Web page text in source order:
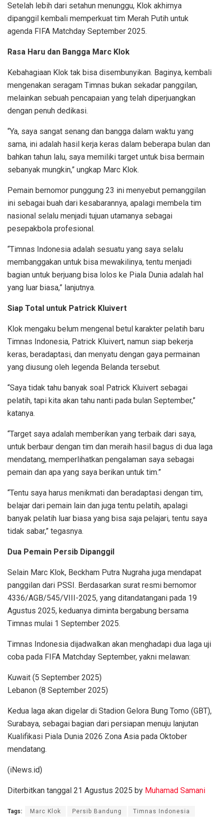
Setelah lebih dari setahun menunggu, Klok akhirnya
dipanggil kembali memperkuat tim Merah Putih untuk
agenda FIFA Matchday September 2025.
Rasa Haru dan Bangga Marc Klok
Kebahagiaan Klok tak bisa disembunyikan. Baginya, kembali
mengenakan seragam Timnas bukan sekadar panggilan,
melainkan sebuah pencapaian yang telah diperjuangkan
dengan penuh dedikasi.
“Ya, saya sangat senang dan bangga dalam waktu yang
sama, ini adalah hasil kerja keras dalam beberapa bulan dan
bahkan tahun lalu, saya memiliki target untuk bisa bermain
sebanyak mungkin,” ungkap Marc Klok.
Pemain bernomor punggung 23 ini menyebut pemanggilan
ini sebagai buah dari kesabarannya, apalagi membela tim
nasional selalu menjadi tujuan utamanya sebagai
pesepakbola profesional.
“Timnas Indonesia adalah sesuatu yang saya selalu
membanggakan untuk bisa mewakilinya, tentu menjadi
bagian untuk berjuang bisa lolos ke Piala Dunia adalah hal
yang luar biasa,” lanjutnya.
Siap Total untuk Patrick Kluivert
Klok mengaku belum mengenal betul karakter pelatih baru
Timnas Indonesia, Patrick Kluivert, namun siap bekerja
keras, beradaptasi, dan menyatu dengan gaya permainan
yang diusung oleh legenda Belanda tersebut.
“Saya tidak tahu banyak soal Patrick Kluivert sebagai
pelatih, tapi kita akan tahu nanti pada bulan September,”
katanya.
“Target saya adalah memberikan yang terbaik dari saya,
untuk berbaur dengan tim dan meraih hasil bagus di dua laga
mendatang, memperlihatkan pengalaman saya sebagai
pemain dan apa yang saya berikan untuk tim.”
“Tentu saya harus menikmati dan beradaptasi dengan tim,
belajar dari pemain lain dan juga tentu pelatih, apalagi
banyak pelatih luar biasa yang bisa saja pelajari, tentu saya
tidak sabar,” tegasnya.
Dua Pemain Persib Dipanggil
Selain Marc Klok, Beckham Putra Nugraha juga mendapat
panggilan dari PSSI. Berdasarkan surat resmi bernomor
4336/AGB/545/VIII-2025, yang ditandatangani pada 19
Agustus 2025, keduanya diminta bergabung bersama
Timnas mulai 1 September 2025.
Timnas Indonesia dijadwalkan akan menghadapi dua laga uji
coba pada FIFA Matchday September, yakni melawan:
Kuwait (5 September 2025)
Lebanon (8 September 2025)
Kedua laga akan digelar di Stadion Gelora Bung Tomo (GBT),
Surabaya, sebagai bagian dari persiapan menuju lanjutan
Kualifikasi Piala Dunia 2026 Zona Asia pada Oktober
mendatang.
(iNews.id)
Diterbitkan tanggal 21 Agustus 2025 by Muhamad Samani
Tags: Marc Klok Persib Bandung Timnas Indonesia